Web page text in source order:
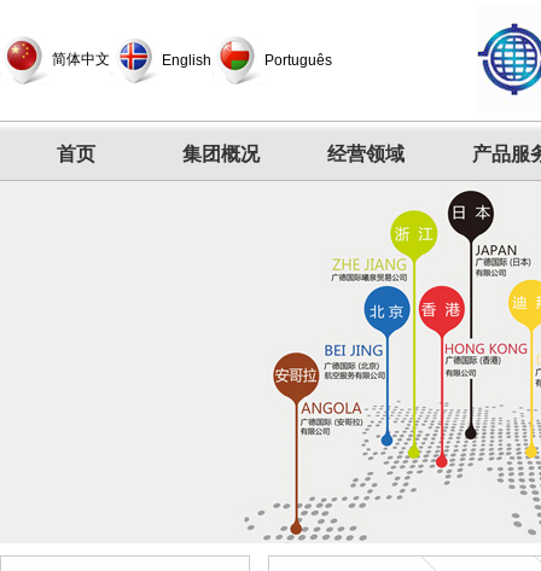
简体中文 English Português
首页 集团概况 经营领域 产品服